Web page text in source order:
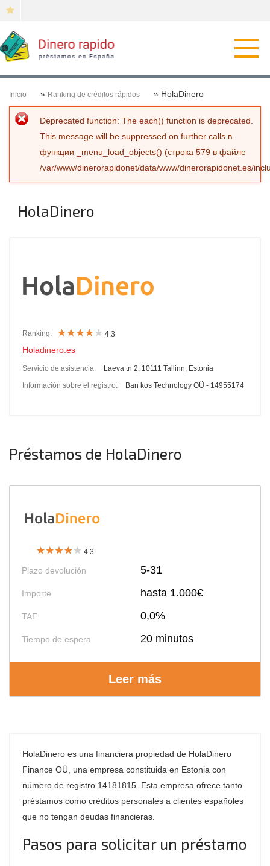
Inicio » Ranking de créditos rápidos » HolaDinero
Сообщение об ошибке
Deprecated function: The each() function is deprecated.
This message will be suppressed on further calls в
функции
_menu_load_objects() (строка 579 в файле
/var/www/dinerorapidonet/data/www/dinerorapidonet.es/
HolaDinero
Ranking: 4.3
Holadinero.es
Servicio de asistencia:
Laeva tn 2, 10111 Tallinn, Estonia
Información sobre el registro:
Ban kos Technology OÜ - 14955174
Préstamos de HolaDinero
4.3
Plazo devolución 5-31
Importe hasta 1.000€
TAE 0,0%
Tiempo de espera 20 minutos
Leer más
HolaDinero es una financiera propiedad de HolaDinero
Finance OÜ, una empresa constituida en Estonia con
número de registro 14181815. Esta empresa ofrece tanto
préstamos como créditos personales a clientes españoles
que no tengan deudas financieras.
Pasos para solicitar un préstamo